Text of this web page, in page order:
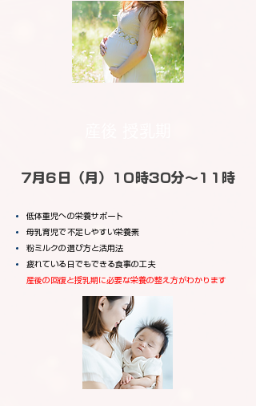
7月6日（月）10時30分～11時
低体重児への栄養サポート
母乳育児で不足しやすい栄養素
粉ミルクの選び方と活用法
疲れている日でもできる食事の工夫
産後の回復と授乳期に必要な栄養の整え方がわかります